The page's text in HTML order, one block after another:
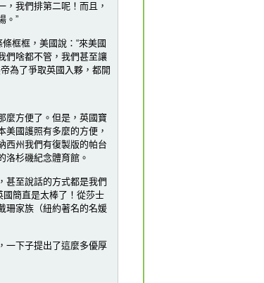
我們排第二呢！而且，
。”
框框，美國說：“來美國
們啥都不管，我們甚至讓
為了爭取英國入夥，都開
方便了。但是，英國寶
國護照有多麼的方便，
西州我們有復製版的帕台
洛杉磯紀念體育館。
至說話的方式都是我們
簡直是太棒了！從莎士
珊家族（紐約著名的名媛
下子提出了這麼多優厚